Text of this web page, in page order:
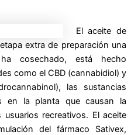
El aceite de
extra de preparación una
cosechado, está hecho
como el CBD (cannabidiol) y
las sustancias
en la planta que causan la
recreativos. El aceite
del fármaco Sativex,